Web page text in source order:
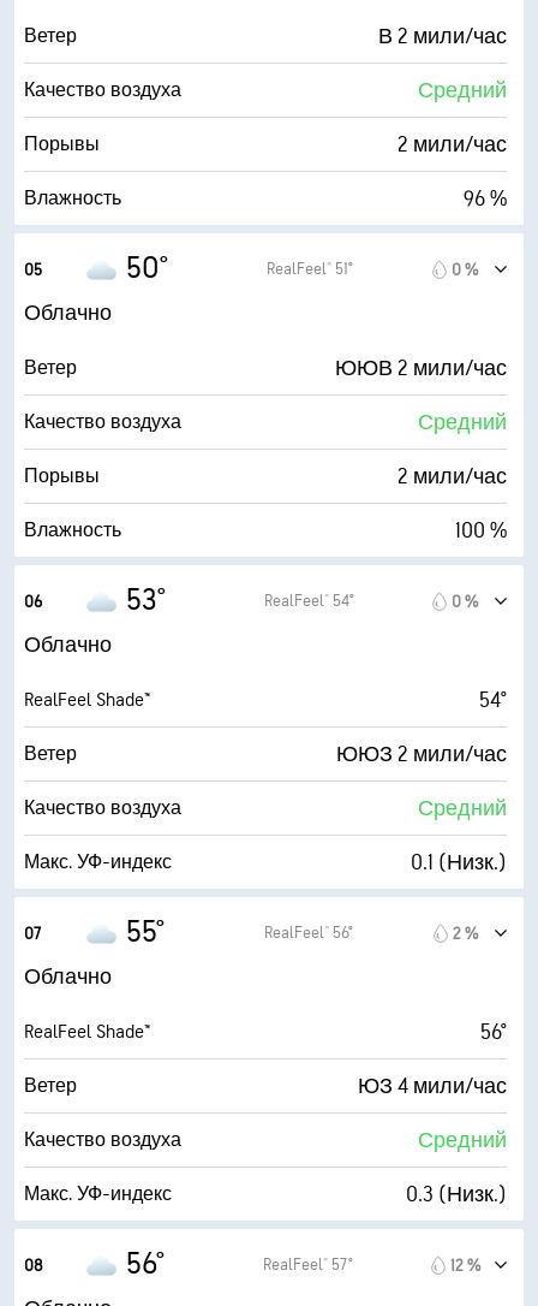
Облачность 95 %
Видимость 10 мили
Высота облаков 4800 фт
Ветер В 2 мили/час
Качество воздуха Средний
Порывы 2 мили/час
Влажность 96 %
AccuLumen Brightness Index™
Облачность 95 %
Видимость 10 мили
Высота облаков 3700 фт
05 50° RealFeel® 51° 0 %
Облачно
Ветер ЮЮВ 2 мили/час
Качество воздуха Средний
Порывы 2 мили/час
Влажность 100 %
AccuLumen Brightness Index™
Облачность 95 %
Видимость 10 мили
Высота облаков 3700 фт
06 53° RealFeel® 54° 0 %
Облачно
RealFeel Shade™ 54°
Ветер ЮЮЗ 2 мили/час
Качество воздуха Средний
Макс. УФ-индекс 0.1 (Низк.)
Влажность
Точка росы 50° F
AccuLumen Brightness Index™ 0 (Темно)
Облачность 98 %
Видимость 10 мили
07 55° RealFeel® 56° 2 %
Облачно
RealFeel Shade™ 56°
Ветер ЮЗ 4 мили/час
Качество воздуха Средний
Макс. УФ-индекс 0.3 (Низк.)
Влажность
08 56° RealFeel® 57° 12 %